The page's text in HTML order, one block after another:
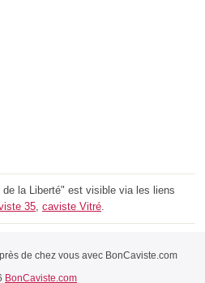
la Liberté" est visible via les liens
35, caviste Vitré.
de chez vous avec BonCaviste.com
BonCaviste.com